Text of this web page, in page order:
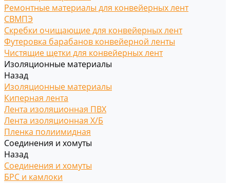
Ремонтные материалы для конвейерных лент
СВМПЭ
Скребки очищающие для конвейерных лент
Футеровка барабанов конвейерной ленты
Чистящие щетки для конвейерных лент
Изоляционные материалы
Назад
Изоляционные материалы
Киперная лента
Лента изоляционная ПВХ
Лента изоляционная Х/Б
Пленка полиимидная
Соединения и хомуты
Назад
Соединения и хомуты
БРС и камлоки